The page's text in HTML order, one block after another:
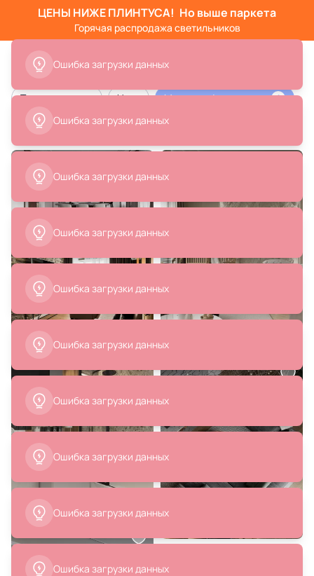
ЦЕНЫ НИЖЕ ПЛИНТУСА! Но выше паркета
Горячая распродажа светильников
Тип помещения Цвет Материал/декор стен 1
Стена из камня в интерьере
Ошибка загрузки данных
Ошибка загрузки данных
Ошибка загрузки данных
Ошибка загрузки данных
Ошибка загрузки данных
Ошибка загрузки данных
Ошибка загрузки данных
Ошибка загрузки данных
Ошибка загрузки данных
Ошибка загрузки данных